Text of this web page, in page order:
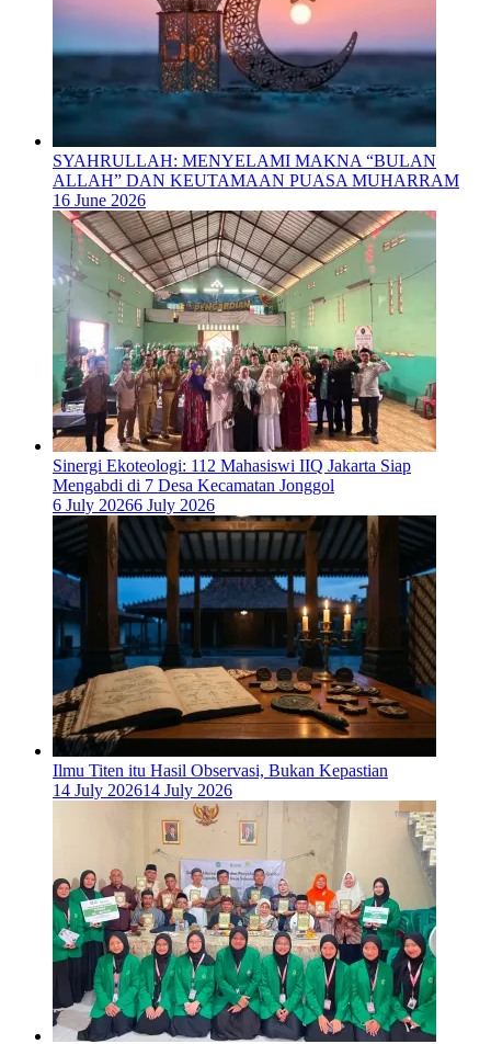
SYAHRULLAH: MENYELAMI MAKNA “BULAN
ALLAH” DAN KEUTAMAAN PUASA MUHARRAM
16 June 2026
‎Sinergi Ekoteologi: 112 Mahasiswi IIQ Jakarta Siap
Mengabdi di 7 Desa Kecamatan Jonggol
6 July 20266 July 2026
Ilmu Titen itu Hasil Observasi, Bukan Kepastian
14 July 202614 July 2026